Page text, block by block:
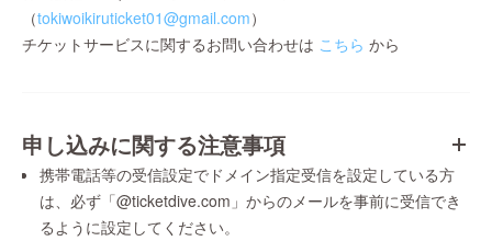
（tokiwoikiruticket01@gmail.com）
チケットサービスに関するお問い合わせは こちら から
申し込みに関する注意事項
携帯電話等の受信設定でドメイン指定受信を設定している方
は、必ず「@ticketdive.com」からのメールを事前に受信でき
るように設定してください。